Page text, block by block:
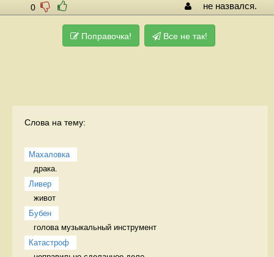
0 не назвался.
Поправочка! Все не так!
Слова на тему:
Махаловка
драка.
Ливер
живот
Бубен
голова музыкальный инструмент
Катастроф